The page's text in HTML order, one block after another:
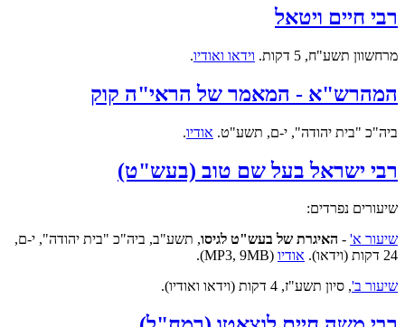
רבי חיים ויטאל
מרחשוון תשע"ח, 5 דקות. וידאו ואודיו.
המהרש"א - המאמר של הראי"ה קוק
ביה"כ "בית יהודה", י-ם, תשע"ט. אודיו.
רבי ישראל בעל שם טוב (בעש"ט)
שיעורים נפרדים:
שיעור א' - האיגרת של בעש"ט לגיסו, תשע"ב, ביה"כ "בית יהודה", י-ם,
24 דקות (וידאו).
אודיו (MP3, 9MB).
שיעור ב', סיון תשע"ז, 4 דקות (וידאו ואודיו).